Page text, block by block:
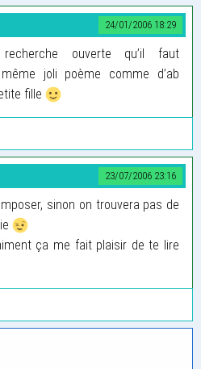
24/01/2006 18:29
ouverte qu’il faut
joli poème comme d’ab
fille
23/07/2006 23:16
sinon on trouvera pas de
ça me fait plaisir de te lire